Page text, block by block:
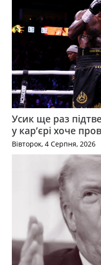
Усик ще раз
у кар’єрі хоче
Вівторок, 4 Серпня, 2026